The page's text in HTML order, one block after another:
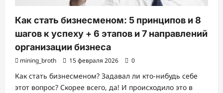
Как стать бизнесменом: 5 принципов и 8
шагов к успеху + 6 этапов и 7 направлений
организации бизнеса
mining_broth 15 февраля 2026 0
Как стать бизнесменом? Задавал ли кто-нибудь себе
этот вопрос? Скорее всего, да! И происходило это в